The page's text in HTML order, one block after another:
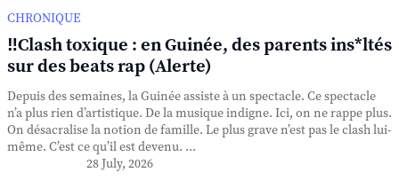
CHRONIQUE
‼️Clash toxique : en Guinée, des parents ins*ltés
sur des beats rap (Alerte)
Depuis des semaines, la Guinée assiste à un spectacle. Ce spectacle
n’a plus rien d’artistique. De la musique indigne. Ici, on ne rappe plus.
On désacralise la notion de famille. Le plus grave n’est pas le clash lui-
même. C’est ce qu’il est devenu. ...
28 July, 2026